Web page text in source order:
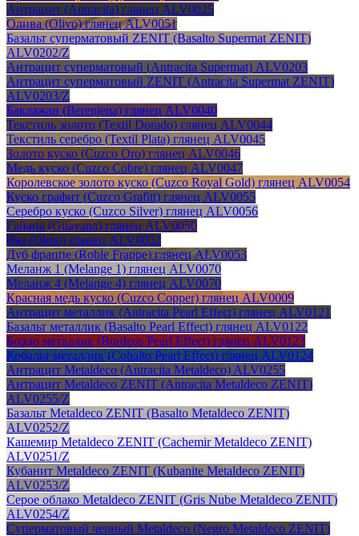
Антрацит (Antracita) глянец ALV0025
Олива (Olivo) глянец ALV0051
Базальт суперматовый ZENIT (Basalto Supermat ZENIT)
ALV0202/Z
Антрацит суперматовый (Antracita Supermat) ALV0203
Антрацит суперматовый ZENIT (Antracita Supermat ZENIT)
ALV0203/Z
Баклажан (Berenjena) глянец ALV0040
Текстиль золото (Textil Dorado) глянец ALV0044
Текстиль серебро (Textil Plata) глянец ALV0045
Золото куско (Cuzco Oro) глянец ALV0046
Медь куско (Cuzco Cobre) глянец ALV0047
Королевское золото куско (Cuzco Royal Gold) глянец ALV0054
Куско графит (Cuzco Grafitt) глянец ALV0055
Серебро куско (Cuzco Silver) глянец ALV0056
Гайана (Guayana) глянец ALV0050
Вяз (Olmo) глянец ALV0052
Дуб фраппе (Roble Frappe) глянец ALV0053
Меланж 1 (Melange 1) глянец ALV0070
Меланж 4 (Melange 4) глянец ALV0070
Красная медь куско (Cuzco Copper) глянец ALV0009
Антрацит металлик (Antracita Pearl Effect) глянец ALV0121
Базальт металлик (Basalto Pearl Effect) глянец ALV0122
Бордо металлик (Burdeos Pearl Effect) глянец ALV0123
Кобальт металлик (Cobalto Pearl Effect) глянец ALV0124
Антрацит Metaldeco (Antracita Metaldeco) ALV0255
Антрацит Metaldeco ZENIT (Antracita Metaldeco ZENIT)
ALV0255/Z
Базальт Metaldeco ZENIT (Basalto Metaldeco ZENIT)
ALV0252/Z
Кашемир Metaldeco ZENIT (Cachemir Metaldeco ZENIT)
ALV0251/Z
Кубанит Metaldeco ZENIT (Kubanite Metaldeco ZENIT)
ALV0253/Z
Серое облако Metaldeco ZENIT (Gris Nube Metaldeco ZENIT)
ALV0254/Z
Суперматовый черный Metaldeco (Negro Metaldeco ZENIT)